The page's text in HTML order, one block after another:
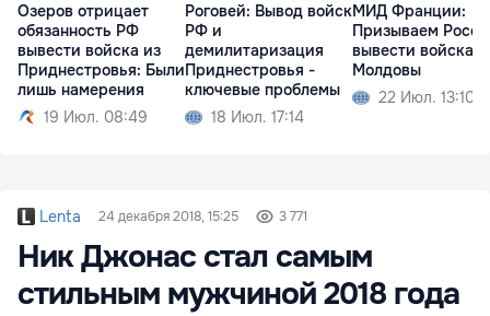
Озеров отрицает
обязанность РФ
вывести войска из
Приднестровья: Были
лишь намерения
19 Июл. 08:49
Роговей: Вывод войск
РФ и
демилитаризация
Приднестровья -
ключевые проблемы
18 Июл. 17:14
МИД Франции:
Призываем
вывести войска
Молдовы
22 Июл. 13:10
Lenta 24 декабря 2018, 15:25 3 771
Ник Джонас стал самым
стильным мужчиной 2018 года